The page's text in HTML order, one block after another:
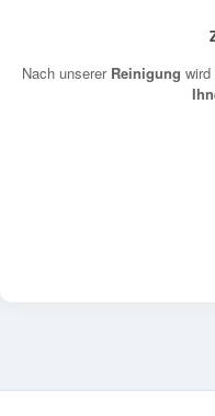
Nach unserer Reinigung wird